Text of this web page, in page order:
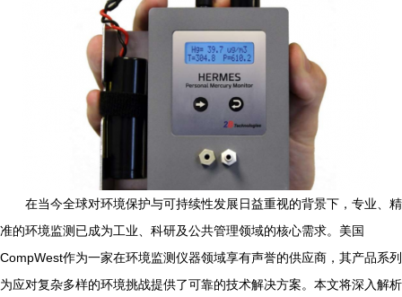
在当今全球对环境保护与可持续性发展日益重视的背景下，专业、精
准的环境监测已成为工业、科研及公共管理领域的核心需求。美国
CompWest作为一家在环境监测仪器领域享有声誉的供应商，其产品系列
为应对复杂多样的环境挑战提供了可靠的技术解决方案。本文将深入解析